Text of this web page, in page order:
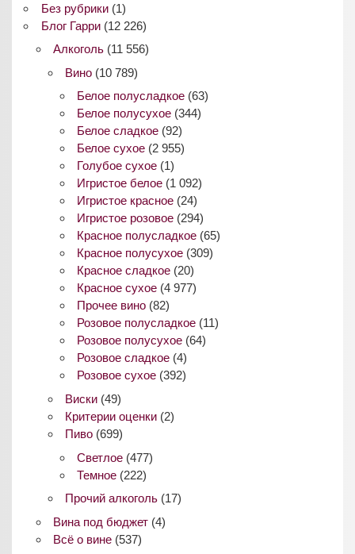
Без рубрики(1)
Блог Гарри(12 226)
Алкоголь(11 556)
Вино(10 789)
Белое полусладкое (63)
Белое полусухое (344)
Белое сладкое (92)
Белое сухое (2 955)
Голубое сухое (1)
Игристое белое (1 092)
Игристое красное (24)
Игристое розовое (294)
Красное полусладкое (65)
Красное полусухое (309)
Красное сладкое (20)
Красное сухое (4 977)
Прочее вино (82)
Розовое полусладкое (11)
Розовое полусухое (64)
Розовое сладкое (4)
Розовое сухое (392)
Виски(49)
Критерии оценки(2)
Пиво(699)
Светлое (477)
Темное (222)
Прочий алкоголь(17)
Вина под бюджет(4)
Всё о вине(537)